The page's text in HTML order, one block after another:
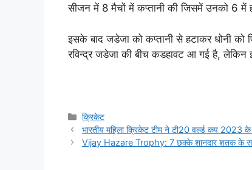
सीजन में 8 मैचों में कप्तानी की जिसमें उनको 6 में
इसके बाद जडेजा को कप्तानी से हटाकर धोनी को
रविन्द्र जडेजा की बीच कडहावट आ गई है, लेकिन
Categories
क्रिकेट
भारतीय महिला क्रिकेट टीम ने टी20 वर्ल्ड कप 2023
Vijay Hazare Trophy: 7 छक्के शानदार शतक के साथ